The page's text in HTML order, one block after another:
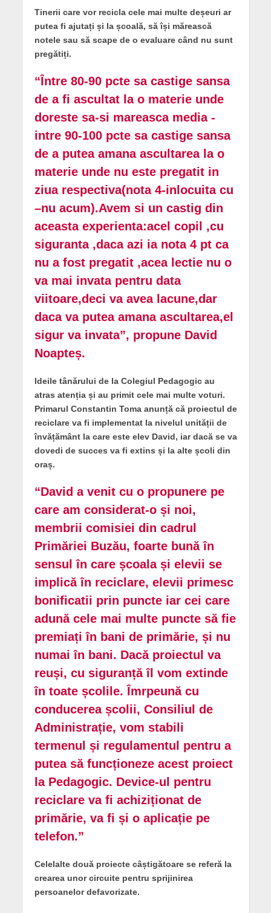
Tinerii care vor recicla cele mai multe deșeuri ar
putea fi ajutați și la școală, să își mărească
notele sau să scape de o evaluare când nu sunt
pregătiți.
“Între 80-90 pcte sa castige sansa
de a fi ascultat la o materie unde
doreste sa-si mareasca media -
intre 90-100 pcte sa castige sansa
de a putea amana ascultarea la o
materie unde nu este pregatit in
ziua respectiva(nota 4-inlocuita cu
–nu acum).Avem si un castig din
aceasta experienta:acel copil ,cu
siguranta ,daca azi ia nota 4 pt ca
nu a fost pregatit ,acea lectie nu o
va mai invata pentru data
viitoare,deci va avea lacune,dar
daca va putea amana ascultarea,el
sigur va invata”, propune David
Noapteș.
Ideile tânărului de la Colegiul Pedagogic au
atras atenția și au primit cele mai multe voturi.
Primarul Constantin Toma anunță că proiectul de
reciclare va fi implementat la nivelul unității de
învățământ la care este elev David, iar dacă se va
dovedi de succes va fi extins și la alte școli din
oraș.
“David a venit cu o propunere pe
care am considerat-o și noi,
membrii comisiei din cadrul
Primăriei Buzău, foarte bună în
sensul în care școala și elevii se
implică în reciclare, elevii primesc
bonificatii prin puncte iar cei care
adună cele mai multe puncte să fie
premiați în bani de primărie, și nu
numai în bani. Dacă proiectul va
reuși, cu siguranță îl vom extinde
în toate școlile. Îmrpeună cu
conducerea școlii, Consiliul de
Administrație, vom stabili
termenul și regulamentul pentru a
putea să funcționeze acest proiect
la Pedagogic. Device-ul pentru
reciclare va fi achiziționat de
primărie, va fi și o aplicație pe
telefon.”
Celelalte două proiecte câștigătoare se referă la
crearea unor circuite pentru sprijinirea
persoanelor defavorizate.